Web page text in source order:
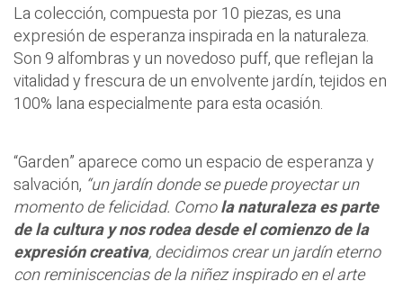
La colección, compuesta por 10 piezas, es una
expresión de esperanza inspirada en la naturaleza.
Son 9 alfombras y un novedoso puff, que reflejan la
vitalidad y frescura de un envolvente jardín, tejidos en
100% lana especialmente para esta ocasión.
“Garden” aparece como un espacio de esperanza y
salvación, “un jardín donde se puede proyectar un
momento de felicidad. Comola naturaleza es parte
de la cultura y nos rodea desde el comienzo de la
expresión creativa, decidimos crear un jardín eterno
con reminiscencias de la niñez inspirado en el arte